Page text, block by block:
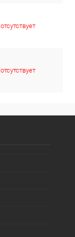
отсутствует
отсутствует